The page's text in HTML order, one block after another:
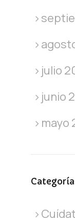
julio
junio
mayo